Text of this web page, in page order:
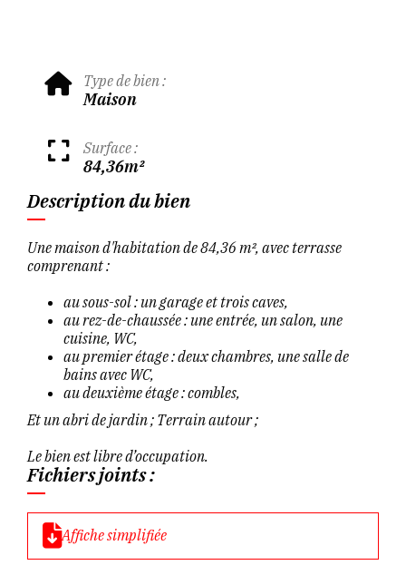
Type de bien :
Maison
Surface :
84,36m²
Description du bien
Une maison d'habitation de 84,36 m², avec terrasse
comprenant :
au sous-sol : un garage et trois caves,
au rez-de-chaussée : une entrée, un salon, une
cuisine, WC,
au premier étage : deux chambres, une salle de
bains avec WC,
au deuxième étage : combles,
Et un abri de jardin ; Terrain autour ;
Le bien est libre d’occupation.
Fichiers joints :
Affiche simplifiée